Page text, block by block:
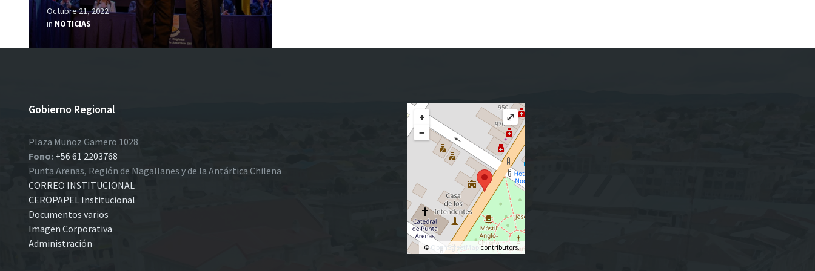
Octubre 21, 2022
in NOTICIAS
Gobierno Regional
Plaza Muñoz Gamero 1028
Fono: +56 61 2203768
Punta Arenas, Región de Magallanes y de la Antártica Chilena
CORREO INSTITUCIONAL
CEROPAPEL Institucional
Documentos varios
Imagen Corporativa
Administración
+
−
© OpenStreetMapcontributors.
⤢